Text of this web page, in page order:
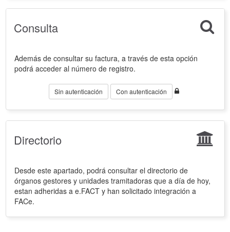
Consulta
Además de consultar su factura, a través de esta opción
podrá acceder al número de registro.
Sin autenticación Con autenticación
Directorio
Desde este apartado, podrá consultar el directorio de
órganos gestores y unidades tramitadoras que a día de hoy,
estan adheridas a e.FACT y han solicitado integración a
FACe.